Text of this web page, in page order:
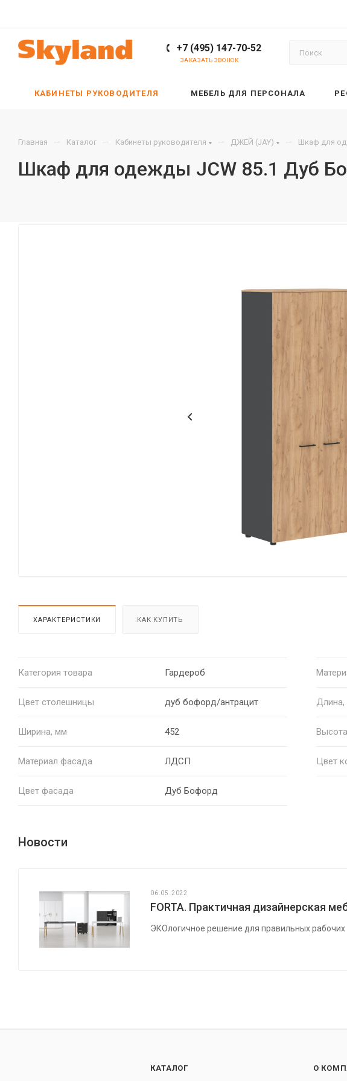
+7 (495) 147-70-52
ЗАКАЗАТЬ ЗВОНОК
КАБИНЕТЫ РУКОВОДИТЕЛЯ МЕБЕЛЬ ДЛЯ ПЕРСОНАЛА
Главная — Каталог — Кабинеты руководителя — ДЖЕЙ (JAY) — Шкаф для
Шкаф для одежды JCW 85.1 Дуб
ХАРАКТЕРИСТИКИ КАК КУПИТЬ
Категория товара Гардероб
Цвет столешницы дуб бофорд/антрацит
Ширина, мм 452
Материал фасада ЛДСП Цвет
Цвет фасада Дуб Бофорд
Новости
06.05.2022
FORTA. Практичная дизайнерская
ЭКОлогичное решение для правильных рабочих
КАТАЛОГ О